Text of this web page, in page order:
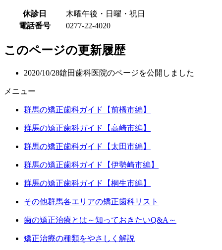
休診日
木曜午後・日曜・祝日
電話番号
0277-22-4020
このページの更新履歴
2020/10/28鎗田歯科医院のページを公開しました
メニュー
群馬の矯正歯科ガイド【前橋市編】
群馬の矯正歯科ガイド【高崎市編】
群馬の矯正歯科ガイド【太田市編】
群馬の矯正歯科ガイド【伊勢崎市編】
群馬の矯正歯科ガイド【桐生市編】
その他群馬各エリアの矯正歯科リスト
歯の矯正治療とは～知っておきたいQ&A～
矯正治療の種類をやさしく解説